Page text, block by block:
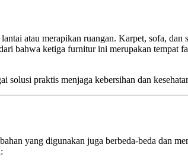
atau merapikan ruangan. Karpet, sofa,
bahwa ketiga furnitur ini merupakan tempat
solusi praktis menjaga kebersihan dan
yang digunakan juga berbeda-beda dan